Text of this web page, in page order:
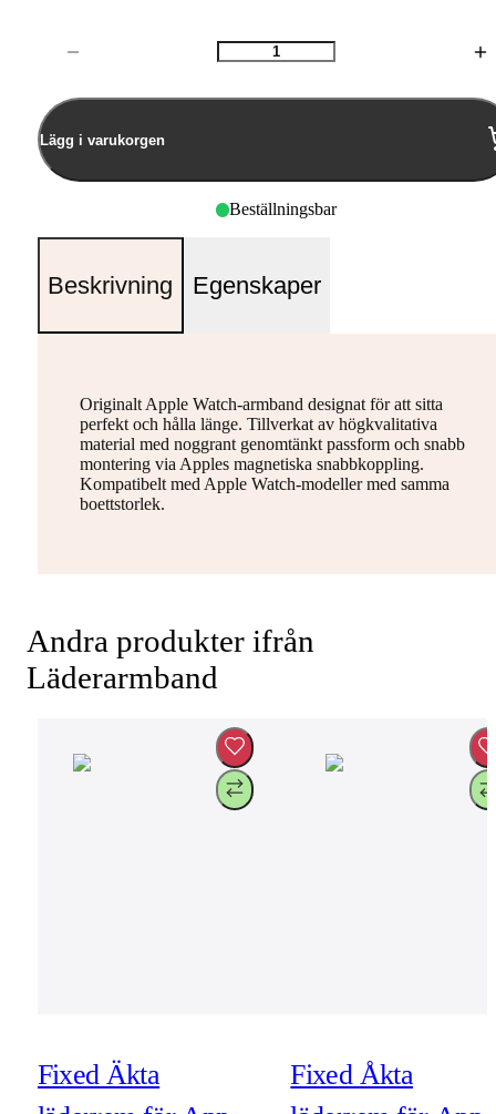
Antal
Lägg i varukorgen
Beställningsbar
Beskrivning Egenskaper
Originalt Apple Watch-armband designat för att sitta
perfekt och hålla länge. Tillverkat av högkvalitativa
material med noggrant genomtänkt passform och snabb
montering via Apples magnetiska snabbkoppling.
Kompatibelt med Apple Watch-modeller med samma
boettstorlek.
Andra produkter ifrån
Läderarmband
Fixed Äkta
Fixed Åkta